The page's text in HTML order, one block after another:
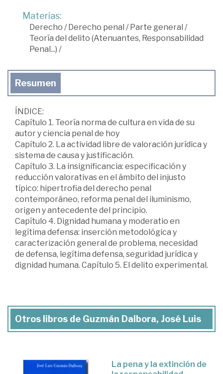
Materias:
Derecho /Derecho penal /Parte general /
Teoría del delito (Atenuantes, Responsabilidad
Penal...) /
Resumen
ÍNDICE:
Capítulo 1. Teoría norma de cultura en vida de su
autor y ciencia penal de hoy
Capítulo 2. La actividad libre de valoración jurídica y
sistema de causa y justificación.
Capítulo 3. La insignificancia: especificación y
reducción valorativas en el ámbito del injusto
típico: hipertrofia del derecho penal
contemporáneo, reforma penal del iluminismo,
origen y antecedente del principio.
Capítulo 4. Dignidad humana y moderatio en
legítima defensa: inserción metodológica y
caracterización general de problema, necesidad
de defensa, legítima defensa, seguridad jurídica y
dignidad humana. Capítulo 5. El delito experimental.
Otros libros de Guzmán Dalbora, José Luis
La pena y la extinción de